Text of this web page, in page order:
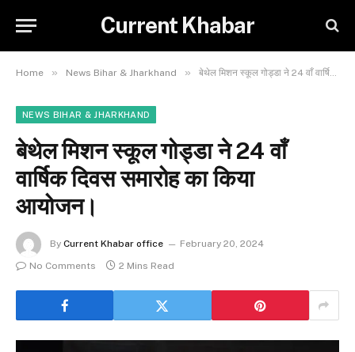
Current Khabar
Home » News Bihar & Jharkhand » बेथेल मिशन स्कूल गोड्डा ने 24 वाँ वार्षिक दिवस समारोह का किया आयोजन।
NEWS BIHAR & JHARKHAND
बेथेल मिशन स्कूल गोड्डा ने 24 वाँ
वार्षिक दिवस समारोह का किया
आयोजन।
By Current Khabar office
February 20, 2024
No Comments
2 Mins Read